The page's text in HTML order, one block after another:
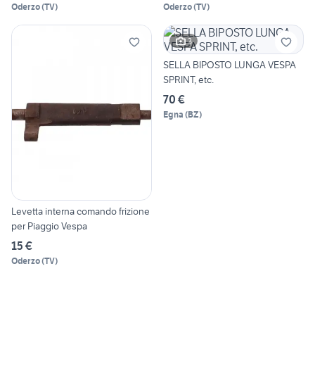
Oderzo(TV) Oderzo(TV)
Levetta interna comando frizione
per Piaggio Vespa
15 €
Oderzo(TV)
3
SELLA BIPOSTO LUNGA VESPA
SPRINT, etc.
70 €
Egna (BZ)